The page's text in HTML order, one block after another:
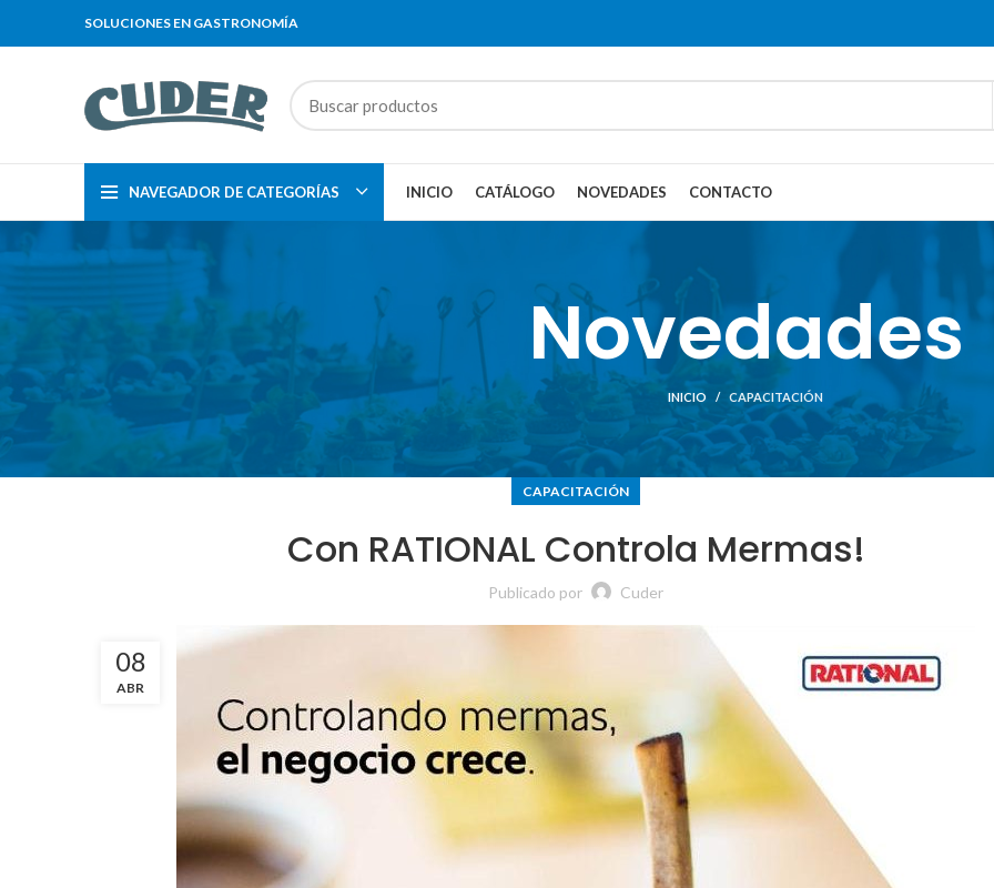
SOLUCIONES EN GASTRONOMÍA
NAVEGADOR DE CATEGORÍAS INICIO CATÁLOGO NOVEDADES CONTACTO
Novedades
INICIO CAPACITACIÓN
CAPACITACIÓN
Con RATIONAL Controla Mermas!
Publicado por Cuder
08
ABR